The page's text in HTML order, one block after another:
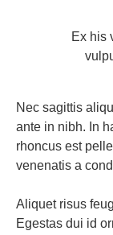
Ex his
Nec sagittis
ante in nibh. In
rhoncus est
venenatis a
Aliquet risus
Egestas dui id